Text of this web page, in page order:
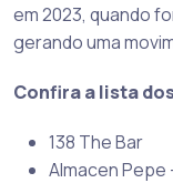
em 2023, quando
gerando uma
Confira a lista
138 The Bar
Almacen Pepe